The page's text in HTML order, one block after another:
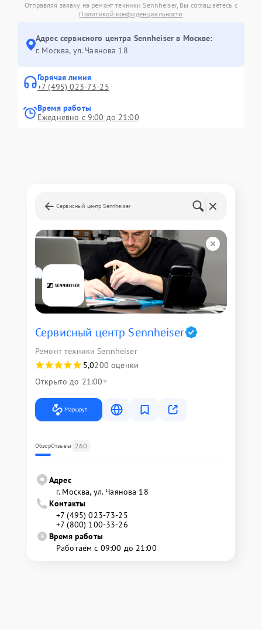
Отправляя заявку на ремонт техники Sennheiser, Вы соглашаетесь с
Политикой конфиденциальности
Адрес сервисного центра Sennheiser в Москве:
г. Москва, ул. Чаянова 18
Горячая линия
+7 (495) 023-73-25
Время работы
Ежедневно с 9:00 до 21:00
Сервисный центр Sennheiser
Сервисный центр Sennheiser
Ремонт техники Sennheiser
5,0200 оценки
Открыто до 21:00
Маршрут
ОбзорОтзывы 260
Адрес
г. Москва, ул. Чаянова 18
Контакты
+7 (495) 023-73-25
+7 (800) 100-33-26
Время работы
Работаем с 09:00 до 21:00